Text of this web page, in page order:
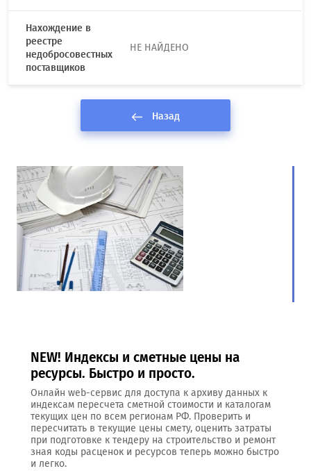
Нахождение в
реестре
недобросовестных
поставщиков
НЕ НАЙДЕНО
Назад
NEW! Индексы и сметные цены на
ресурсы. Быстро и просто.
Онлайн web-сервис для доступа к архиву данных к
индексам пересчета сметной стоимости и каталогам
текущих цен по всем регионам РФ. Проверить и
пересчитать в текущие цены смету, оценить затраты
при подготовке к тендеру на строительство и ремонт
зная коды расценок и ресурсов теперь можно быстро
и легко.